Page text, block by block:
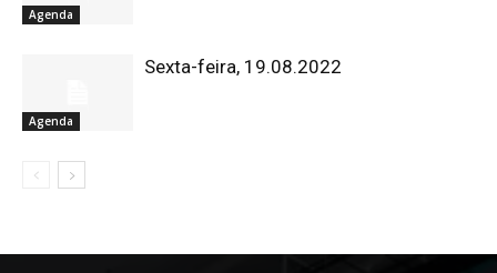
Agenda
Agenda
Sexta-feira, 19.08.2022